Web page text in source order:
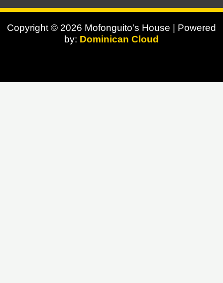
Copyright © 2026 Mofonguito's House | Powered
by: Dominican Cloud